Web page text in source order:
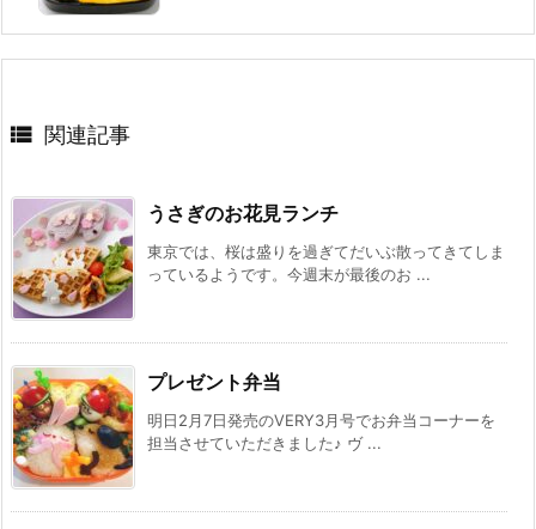
 関連記事
うさぎのお花見ランチ
東京では、桜は盛りを過ぎてだいぶ散ってきてしま
っているようです。今週末が最後のお ...
プレゼント弁当
明日2月7日発売のVERY3月号でお弁当コーナーを
担当させていただきました♪ ヴ ...